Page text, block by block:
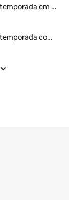
Aluguéis por temporada em hotéis-fazenda
Aluguéis por temporada com banheiro para PCD